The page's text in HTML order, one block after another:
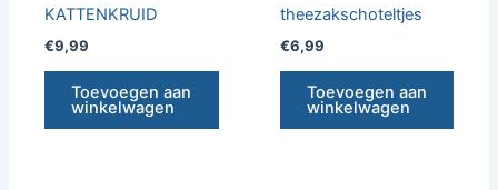
KATTENKRUID
€9,99
Toevoegen aan
winkelwagen
theezakschoteltjes
€6,99
Toevoegen aan
winkelwagen